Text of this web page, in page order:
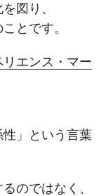
図り、
とです。
エンス・マー
」という言葉
のではなく、